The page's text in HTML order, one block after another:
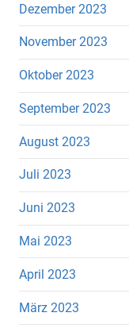
Dezember 2023
November 2023
Oktober 2023
September 2023
August 2023
Juli 2023
Juni 2023
Mai 2023
April 2023
März 2023